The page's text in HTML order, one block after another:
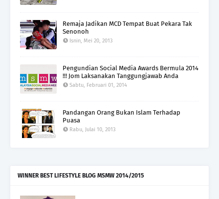
Remaja Jadikan MCD Tempat Buat Pekara Tak
Senonoh
Isnin, Mei 20, 2013
Pengundian Social Media Awards Bermula 2014
!!! Jom Laksanakan Tanggungjawab Anda
Sabtu, Februari 01, 2014
Pandangan Orang Bukan Islam Terhadap
Puasa
Rabu, Julai 10, 2013
WINNER BEST LIFESTYLE BLOG MSMW 2014/2015